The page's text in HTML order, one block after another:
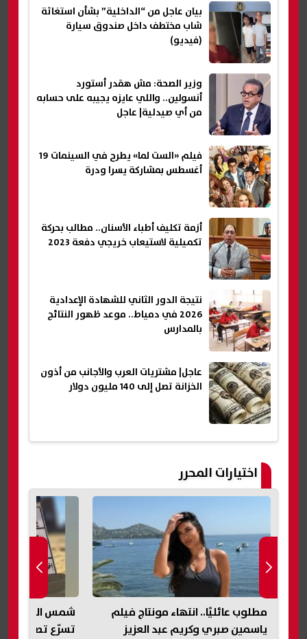
بيان عاجل من “الداخلية” بشأن استغاثة
شاب مختطف داخل صندوق سيارة
(فيديو)
وزير الصحة: مش هقدر أستورد
أنسولين.. واللي عايزه يجيبه على حسابه
من أي صيدلية| عاجل
فيلم «الست لما» يطرح في السينمات 19
أغسطس بمشاركة يسرا ودرة
أزمة تكليف أطباء الأسنان.. مطالب بحركة
تكميلية لاستيعاب خريجي دفعة 2023
نتيجة الدور الثاني للشهادة الإعدادية
2026 في دمياط.. موعد ظهور النتائج
بالمدارس
عاجل| مشتريات العرب والأجانب من أذون
الخزانة تصل إلى 140 مليون دولار
اختيارات المحرر
مطلوب عائليًا.. انتهاء مونتاج فيلم
ياسمين صبري وكريم عبد العزيز
تسرّع تصوير